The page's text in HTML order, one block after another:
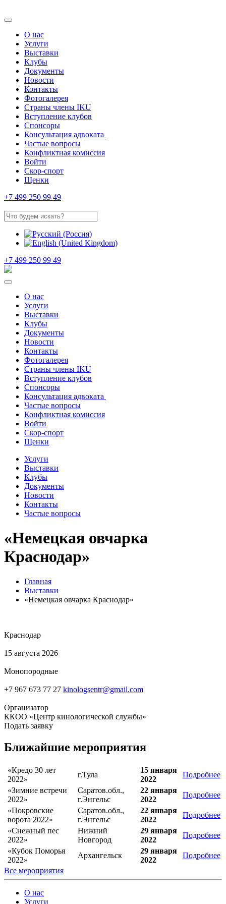
О нас
Услуги
Выставки
Клубы
Документы
Новости
Контакты
Фотогалерея
Страны члены IKU
Вступление клубов​
Спонсоры
Консультация адвоката ​
Частые вопросы
Конфликтная комиссия
Войти
Скор-спорт
Щенки
+7 499 250 99 49
+7 499 250 99 49
О нас
Услуги
Выставки
Клубы
Документы
Новости
Контакты
Фотогалерея
Страны члены IKU
Вступление клубов​
Спонсоры
Консультация адвоката ​
Частые вопросы
Конфликтная комиссия
Войти
Скор-спорт
Щенки
Услуги
Выставки
Клубы
Документы
Новости
Контакты
Частые вопросы
«Немецкая овчарка
Краснодар»
Главная
Выставки
«Немецкая овчарка Краснодар»
Краснодар
15 августа 2026
Монопородные
+7 967 673 77 27 kinologsentr@gmail.com
Организатор
ККОО «Центр кинологической службы»
Подать заявку
Ближайшие мероприятия
«Кредо 30 лет
2022»
г.Тула
15 января
2022
Подробнее
«Зимние встречи
2022»
Саратов.обл.,
г.Энгельс
22 января
2022
Подробнее
«Покровские
ворота 2022»
Саратов.обл.,
г.Энгельс
22 января
2022
Подробнее
«Снежный пес
2022»
Нижний
Новгород
29 января
2022
Подробнее
«Кубок Поморья
2022»
Архангельск
29 января
2022
Подробнее
Все мероприятия
О нас
Услуги